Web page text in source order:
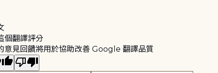
個翻譯評分
意見回饋將用於協助改善 Google 翻譯品質